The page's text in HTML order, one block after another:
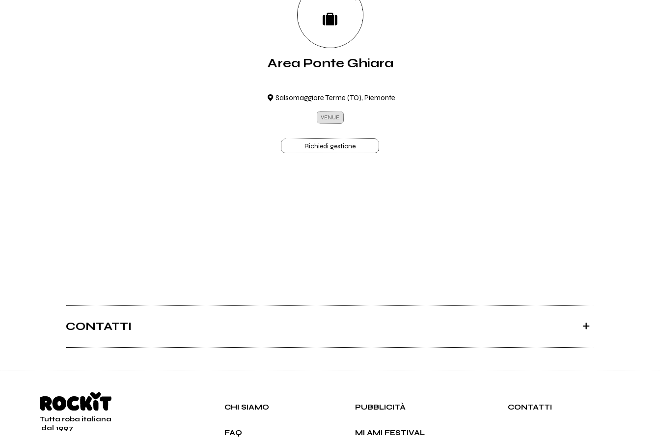
Area Ponte Ghiara
Salsomaggiore Terme (TO), Piemonte
VENUE
Richiedi gestione
CONTATTI
Tutta roba italiana
dal 1997
CHI SIAMO PUBBLICITÀ CONTATTI
FAQ MI AMI FESTIVAL